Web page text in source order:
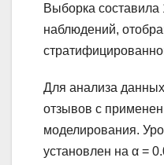
Выборка составила
наблюдений,
Для анализа
отзывов с
моделирования.
установлен на α =